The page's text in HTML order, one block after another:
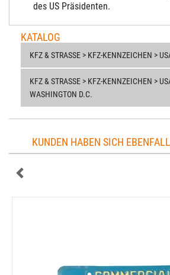
des US Präsidenten.
KATALOG
KFZ & STRASSE > KFZ-KENNZEICHEN >
KFZ & STRASSE > KFZ-KENNZEICHEN >
ASHINGTON D.C.
KUNDEN HABEN SICH